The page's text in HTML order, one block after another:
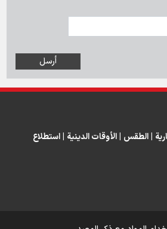
|الطقس |الأوقات الدينية |استطلاع